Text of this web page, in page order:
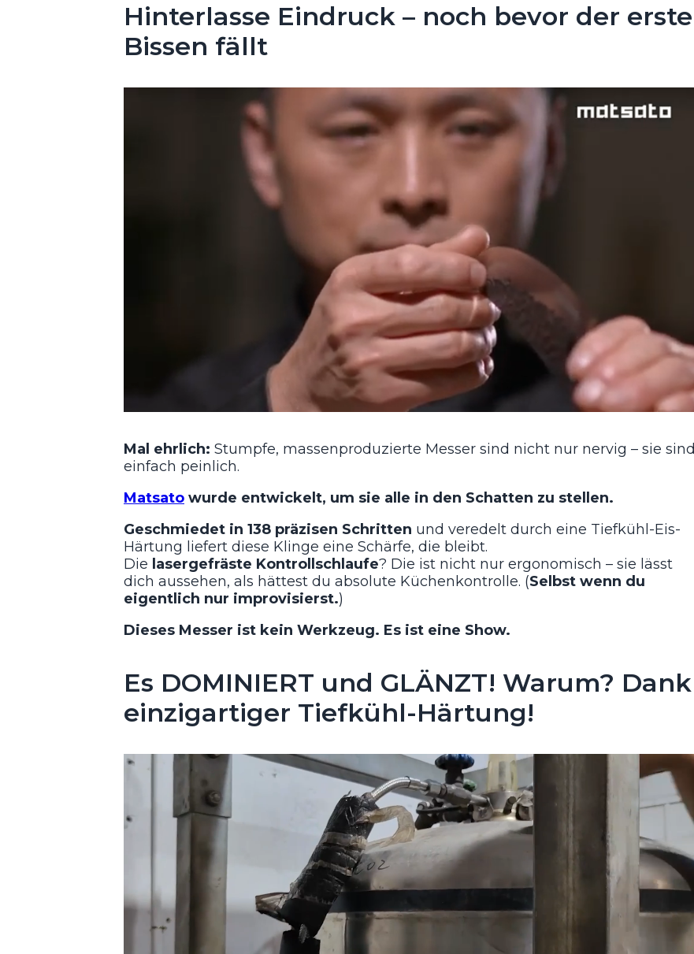
Hinterlasse Eindruck – noch bevor der erste
Bissen fällt
Mal ehrlich: Stumpfe, massenproduzierte Messer sind nicht nur nervig – sie sind
einfach peinlich.
Matsato wurde entwickelt, um sie alle in den Schatten zu stellen.
Geschmiedet in 138 präzisen Schritten und veredelt durch eine Tiefkühl-Eis-
Härtung liefert diese Klinge eine Schärfe, die bleibt.
Die lasergefräste Kontrollschlaufe? Die ist nicht nur ergonomisch – sie lässt
dich aussehen, als hättest du absolute Küchenkontrolle. (Selbst wenn du
eigentlich nur improvisierst.)
Dieses Messer ist kein Werkzeug. Es ist eine Show.
Es DOMINIERT und GLÄNZT! Warum? Dank
einzigartiger Tiefkühl-Härtung!